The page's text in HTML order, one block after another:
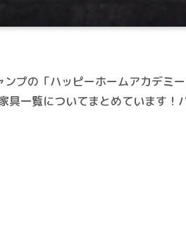
プの「ハッピーホームアカデミ
具一覧についてまとめています！